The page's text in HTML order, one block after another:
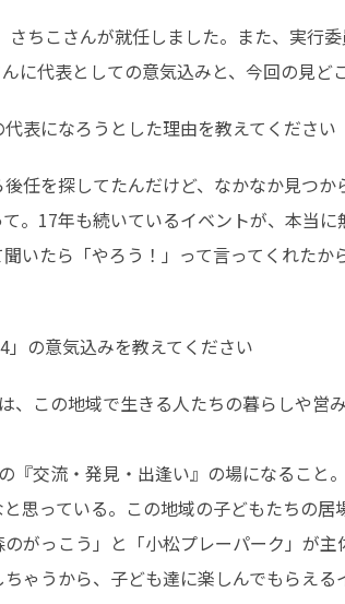
ちこさんが就任しました。また、実行
に代表としての意気込みと、今回の見ど
表になろうとした理由を教えてください
任を探してたんだけど、なかなか見つ
。17年も続いているイベントが、本当
いたら「やろう！」って言ってくれた
の意気込みを教えてください
、この地域で生きる人たちの暮らしや
『交流・発見・出逢い』の場になるこ
思っている。この地域の子どもたちの
がっこう」と「小松プレーパーク」が
ゃうから、子ども達に楽しんでもらえる